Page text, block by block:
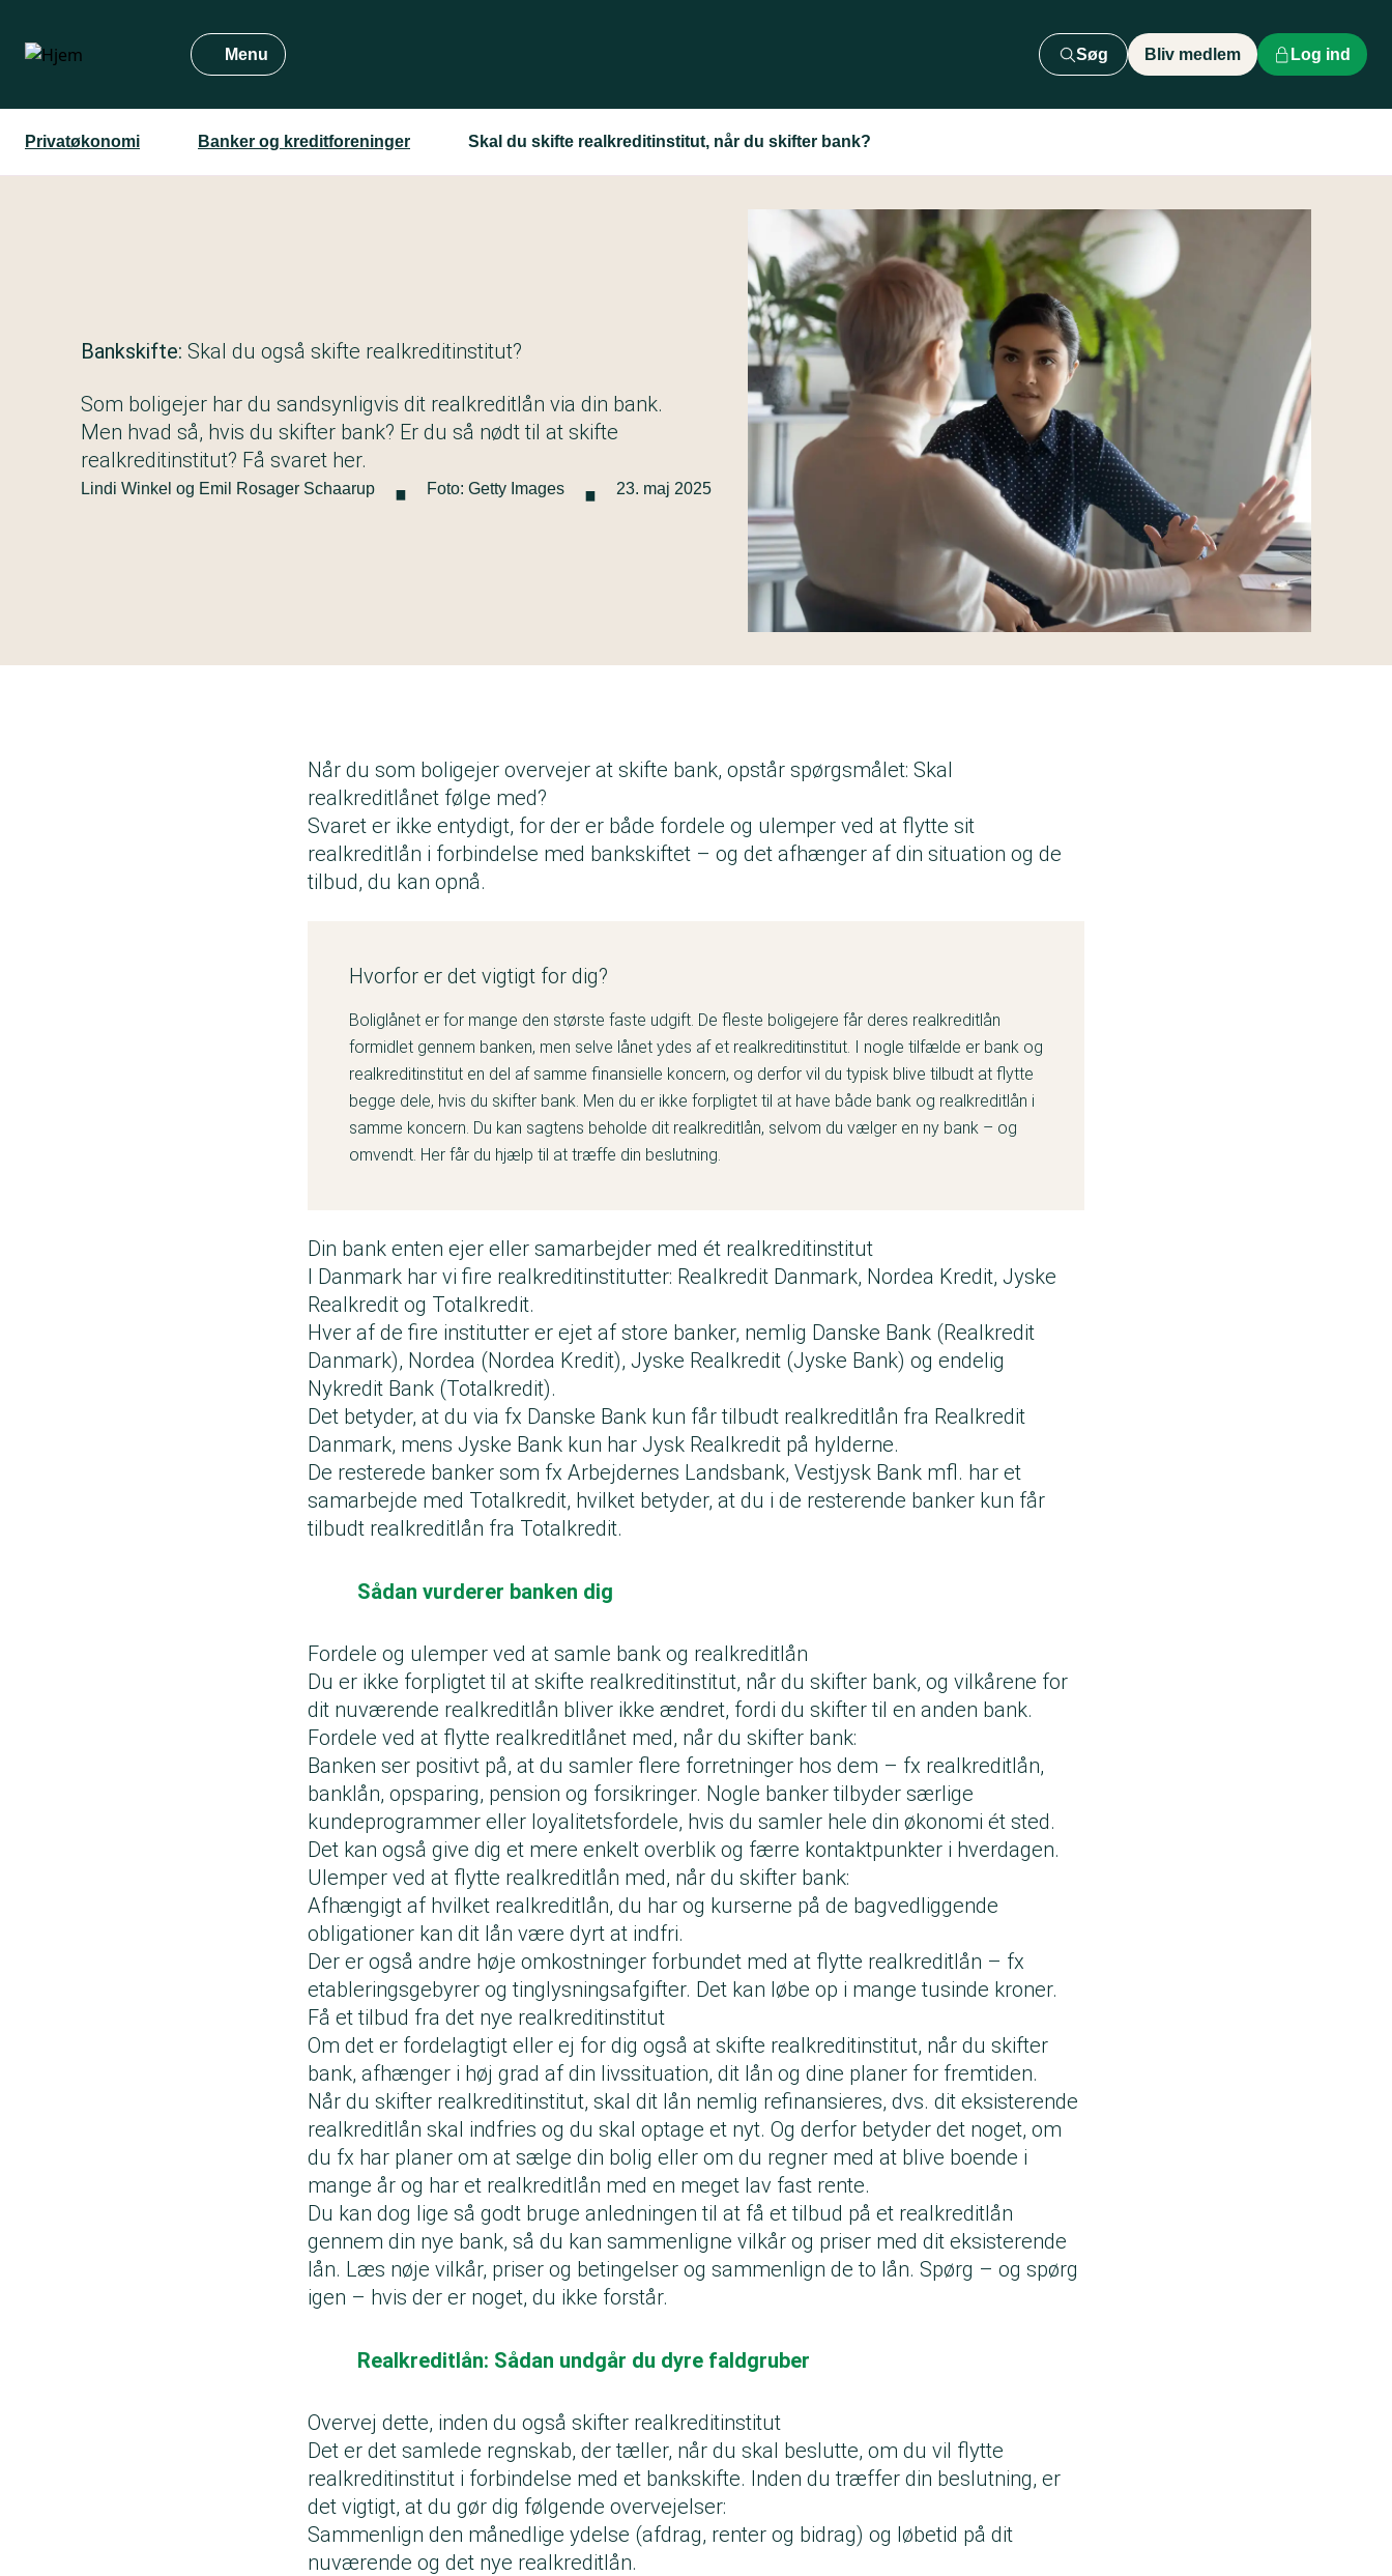
hovedindhold
Menu Søg Bliv medlem Log ind
Privatøkonomi Banker og kreditforeninger Skal du skifte realkreditinstitut, når du skifter bank?
Bankskifte: Skal du også skifte realkreditinstitut?
Som boligejer har du sandsynligvis dit realkreditlån via din bank.
Men hvad så, hvis du skifter bank? Er du så nødt til at skifte
realkreditinstitut? Få svaret her.
Lindi Winkel og Emil Rosager Schaarup · Foto: Getty Images · 23. maj 2025
Når du som boligejer overvejer at skifte bank, opstår spørgsmålet: Skal
realkreditlånet følge med?
Svaret er ikke entydigt, for der er både fordele og ulemper ved at flytte sit
realkreditlån i forbindelse med bankskiftet – og det afhænger af din situation og de
tilbud, du kan opnå.
Hvorfor er det vigtigt for dig?
Boliglånet er for mange den største faste udgift. De fleste boligejere får deres realkreditlån
formidlet gennem banken, men selve lånet ydes af et realkreditinstitut. I nogle tilfælde er bank og
realkreditinstitut en del af samme finansielle koncern, og derfor vil du typisk blive tilbudt at flytte
begge dele, hvis du skifter bank. Men du er ikke forpligtet til at have både bank og realkreditlån i
samme koncern. Du kan sagtens beholde dit realkreditlån, selvom du vælger en ny bank – og
omvendt. Her får du hjælp til at træffe din beslutning.
Din bank enten ejer eller samarbejder med ét realkreditinstitut
I Danmark har vi fire realkreditinstitutter: Realkredit Danmark, Nordea Kredit, Jyske
Realkredit og Totalkredit.
Hver af de fire institutter er ejet af store banker, nemlig Danske Bank (Realkredit
Danmark), Nordea (Nordea Kredit), Jyske Realkredit (Jyske Bank) og endelig
Nykredit Bank (Totalkredit).
Det betyder, at du via fx Danske Bank kun får tilbudt realkreditlån fra Realkredit
Danmark, mens Jyske Bank kun har Jysk Realkredit på hylderne.
De resterede banker som fx Arbejdernes Landsbank, Vestjysk Bank mfl. har et
samarbejde med Totalkredit, hvilket betyder, at du i de resterende banker kun får
tilbudt realkreditlån fra Totalkredit.
Sådan vurderer banken dig
Fordele og ulemper ved at samle bank og realkreditlån
Du er ikke forpligtet til at skifte realkreditinstitut, når du skifter bank, og vilkårene for
dit nuværende realkreditlån bliver ikke ændret, fordi du skifter til en anden bank.
Fordele ved at flytte realkreditlånet med, når du skifter bank:
Banken ser positivt på, at du samler flere forretninger hos dem – fx realkreditlån,
banklån, opsparing, pension og forsikringer. Nogle banker tilbyder særlige
kundeprogrammer eller loyalitetsfordele, hvis du samler hele din økonomi ét sted.
Det kan også give dig et mere enkelt overblik og færre kontaktpunkter i hverdagen.
Ulemper ved at flytte realkreditlån med, når du skifter bank:
Afhængigt af hvilket realkreditlån, du har og kurserne på de bagvedliggende
obligationer kan dit lån være dyrt at indfri.
Der er også andre høje omkostninger forbundet med at flytte realkreditlån – fx
etableringsgebyrer og tinglysningsafgifter. Det kan løbe op i mange tusinde kroner.
Få et tilbud fra det nye realkreditinstitut
Om det er fordelagtigt eller ej for dig også at skifte realkreditinstitut, når du skifter
bank, afhænger i høj grad af din livssituation, dit lån og dine planer for fremtiden.
Når du skifter realkreditinstitut, skal dit lån nemlig refinansieres, dvs. dit eksisterende
realkreditlån skal indfries og du skal optage et nyt. Og derfor betyder det noget, om
du fx har planer om at sælge din bolig eller om du regner med at blive boende i
mange år og har et realkreditlån med en meget lav fast rente.
Du kan dog lige så godt bruge anledningen til at få et tilbud på et realkreditlån
gennem din nye bank, så du kan sammenligne vilkår og priser med dit eksisterende
lån. Læs nøje vilkår, priser og betingelser og sammenlign de to lån. Spørg – og spørg
igen – hvis der er noget, du ikke forstår.
Realkreditlån: Sådan undgår du dyre faldgruber
Overvej dette, inden du også skifter realkreditinstitut
Det er det samlede regnskab, der tæller, når du skal beslutte, om du vil flytte
realkreditinstitut i forbindelse med et bankskifte. Inden du træffer din beslutning, er
det vigtigt, at du gør dig følgende overvejelser:
Sammenlign den månedlige ydelse (afdrag, renter og bidrag) og løbetid på dit
nuværende og det nye realkreditlån.